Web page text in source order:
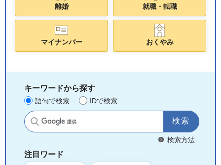
離婚 就職・転職
マイナンバー おくやみ
キーワードから探す
語句で検索 IDで検索
サイト内検索
検索方法
注目ワード